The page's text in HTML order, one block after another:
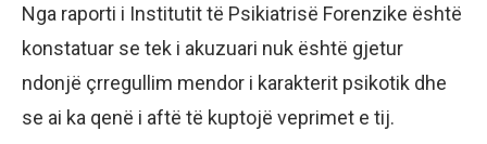
Nga raporti i Institutit të Psikiatrisë Forenzike është
konstatuar se tek i akuzuari nuk është gjetur
ndonjë çrregullim mendor i karakterit psikotik dhe
se ai ka qenë i aftë të kuptojë veprimet e tij.